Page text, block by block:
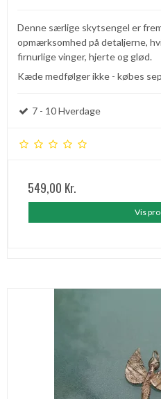
Denne særlige skytsengel er
opmærksomhed på detaljerne,
firnurlige vinger, hjerte og glød.
Kæde medfølger ikke - købes
7 - 10 Hverdage
549,00 Kr.
Vis